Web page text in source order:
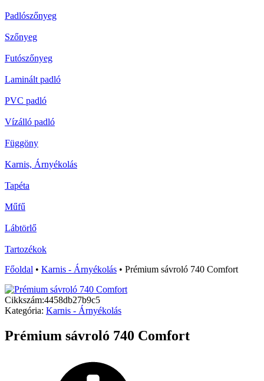
Padlószőnyeg
Szőnyeg
Futószőnyeg
Laminált padló
PVC padló
Vízálló padló
Függöny
Karnis, Árnyékolás
Tapéta
Műfű
Lábtörlő
Tartozékok
Főoldal • Karnis - Árnyékolás • Prémium sávroló 740 Comfort
Cikkszám:4458db27b9c5
Kategória: Karnis - Árnyékolás
Prémium sávroló 740 Comfort